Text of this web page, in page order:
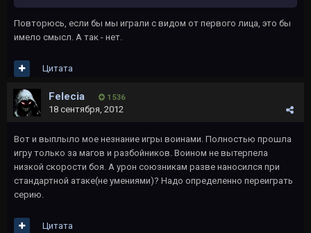
Повторюсь, если бы мы играли с видом от первого лица, это бы
имело смысл. А так - нет.
Цитата
Felecia 1 536
18 сентября, 2012
Вот и выплыло мое незнание игры воинами. Полностью прошла
игру только за магов и разбойников. Воином не вытерпела
низкой скорости боя. А урон союзникам разве наносился при
стандартной атаке(не умениями)? Надо определенно переиграть
серию.
Цитата